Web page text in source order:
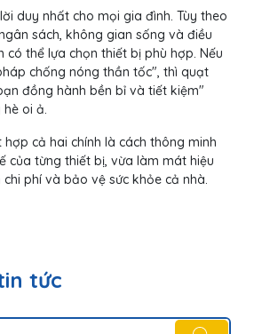
duy nhất cho mọi gia đình. Tùy theo
sách, không gian sống và điều
có thể lựa chọn thiết bị phù hợp. Nếu
chống nóng thần tốc", thì quạt
đồng hành bền bỉ và tiết kiệm"
oi ả.
cả hai chính là cách thông minh
của từng thiết bị, vừa làm mát hiệu
phí và bảo vệ sức khỏe cả nhà.
tức